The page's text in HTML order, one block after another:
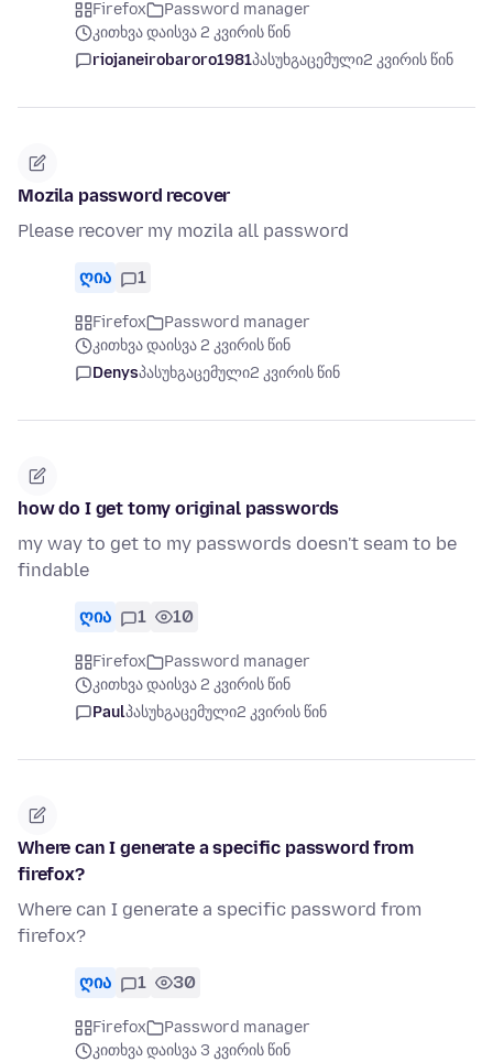
Firefox
Password manager
კითხვა დაისვა 2 კვირის წინ
riojaneirobaroro1981პასუხგაცემული2 კვირის წინ
Mozila password recover
Please recover my mozila all password
ღია 1
Firefox
Password manager
კითხვა დაისვა 2 კვირის წინ
Denysპასუხგაცემული2 კვირის წინ
how do I get tomy original passwords
my way to get to my passwords doesn't seam to be
findable
ღია 1 10
Firefox
Password manager
კითხვა დაისვა 2 კვირის წინ
Paulპასუხგაცემული2 კვირის წინ
Where can I generate a specific password from
firefox?
Where can I generate a specific password from
firefox?
ღია 1 30
Firefox
Password manager
კითხვა დაისვა 3 კვირის წინ